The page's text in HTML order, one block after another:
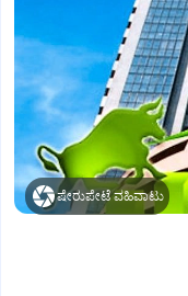
ಷೇರುಪೇಟೆ ವಹಿವಾಟು